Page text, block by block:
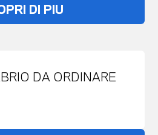
DI PIU
DA ORDINARE